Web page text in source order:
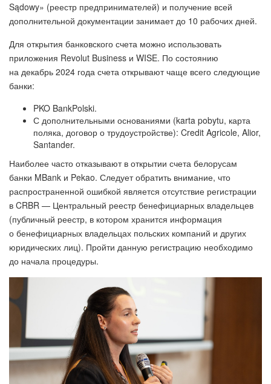
Sądowy» (реестр предпринимателей) и получение всей
дополнительной документации занимает до 10 рабочих дней.
Для открытия банковского счета можно использовать
приложения Revolut Business и WISE. По состоянию
на декабрь 2024 года счета открывают чаще всего следующие
банки:
PKO BankPolski.
С дополнительными основаниями (karta pobytu, карта
поляка, договор о трудоустройстве): Credit Agricole, Alior,
Santander.
Наиболее часто отказывают в открытии счета белорусам
банки MBank и Pekao. Следует обратить внимание, что
распространенной ошибкой является отсутствие регистрации
в CRBR — Центральный реестр бенефициарных владельцев
(публичный реестр, в котором хранится информация
о бенефициарных владельцах польских компаний и других
юридических лиц). Пройти данную регистрацию необходимо
до начала процедуры.